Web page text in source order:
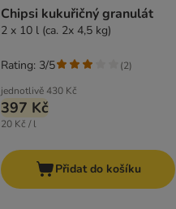
Chipsi kukuřičný granulát
2 x 10 l (ca. 2x 4,5 kg)
jednotlivě430 Kč
397 Kč
20 Kč / l
Rating: 3/5 (2)
Přidat do košíku